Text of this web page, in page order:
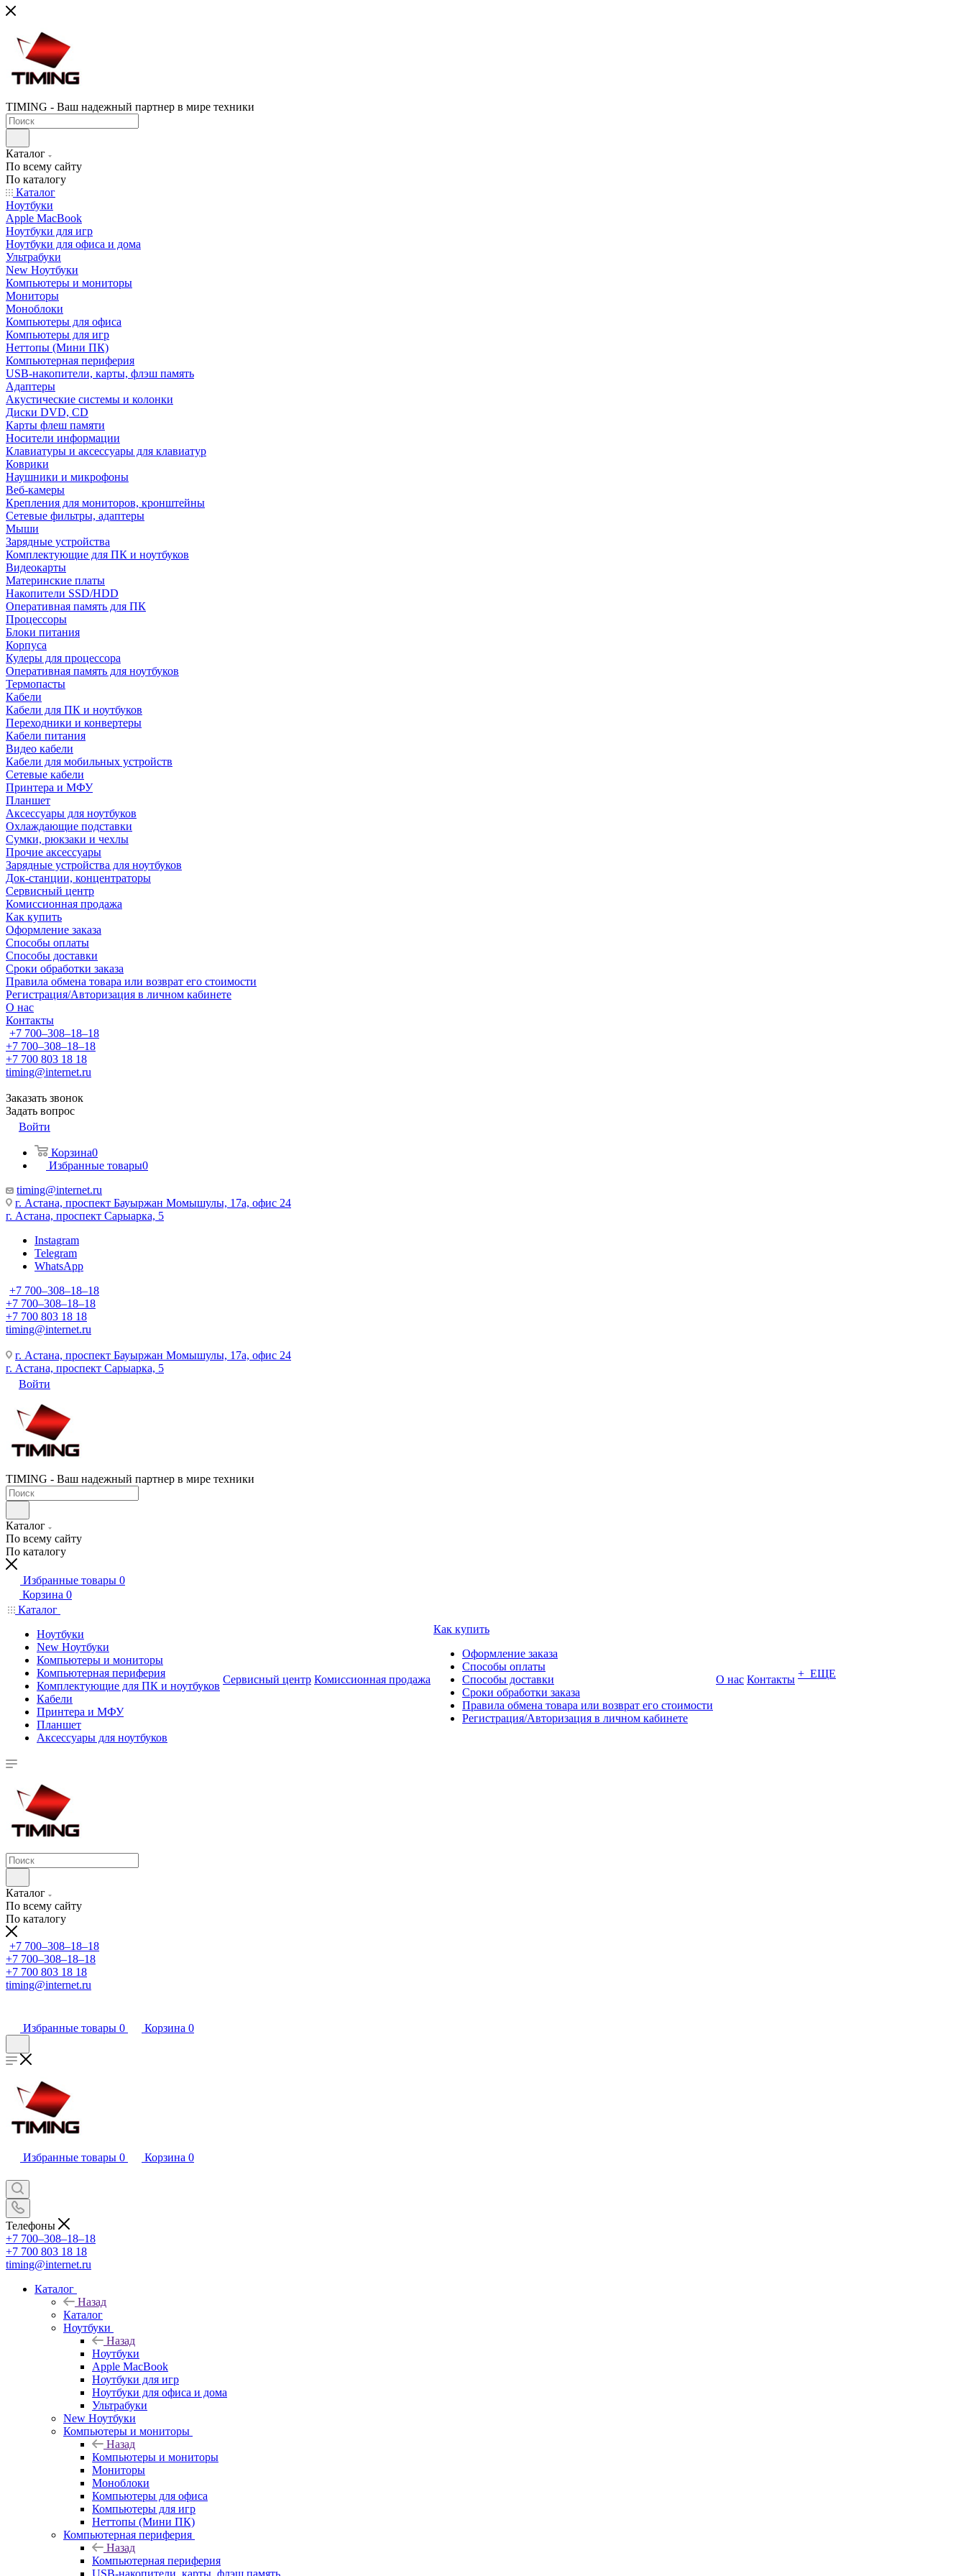
TIMING - Ваш надежный партнер в мире техники
Каталог
По всему сайту
По каталогу
Каталог
Ноутбуки
Apple MacBook
Ноутбуки для игр
Ноутбуки для офиса и дома
Ультрабуки
New Ноутбуки
Компьютеры и мониторы
Мониторы
Моноблоки
Компьютеры для офиса
Компьютеры для игр
Неттопы (Мини ПК)
Компьютерная периферия
USB-накопители, карты, флэш память
Адаптеры
Акустические системы и колонки
Диски DVD, CD
Карты флеш памяти
Носители информации
Клавиатуры и аксессуары для клавиатур
Коврики
Наушники и микрофоны
Веб-камеры
Крепления для мониторов, кронштейны
Сетевые фильтры, адаптеры
Мыши
Зарядные устройства
Комплектующие для ПК и ноутбуков
Видеокарты
Материнские платы
Накопители SSD/HDD
Оперативная память для ПК
Процессоры
Блоки питания
Корпуса
Кулеры для процессора
Оперативная память для ноутбуков
Термопасты
Кабели
Кабели для ПК и ноутбуков
Переходники и конвертеры
Кабели питания
Видео кабели
Кабели для мобильных устройств
Сетевые кабели
Принтера и МФУ
Планшет
Аксессуары для ноутбуков
Охлаждающие подставки
Сумки, рюкзаки и чехлы
Прочие аксессуары
Зарядные устройства для ноутбуков
Док-станции, концентраторы
Сервисный центр
Комиссионная продажа
Как купить
Оформление заказа
Способы оплаты
Способы доставки
Сроки обработки заказа
Правила обмена товара или возврат его стоимости
Регистрация/Авторизация в личном кабинете
О нас
Контакты
+7 700‒308‒18‒18
+7 700‒308‒18‒18
+7 700 803 18 18
timing@internet.ru
Заказать звонок
Задать вопрос
Войти
Корзина0
Избранные товары0
timing@internet.ru
г. Астана, проспект Бауыржан Момышулы, 17а, офис 24
г. Астана, проспект Сарыарка, 5
Instagram
Telegram
WhatsApp
+7 700‒308‒18‒18
+7 700‒308‒18‒18
+7 700 803 18 18
timing@internet.ru
г. Астана, проспект Бауыржан Момышулы, 17а, офис 24
г. Астана, проспект Сарыарка, 5
Войти
TIMING - Ваш надежный партнер в мире техники
Каталог
По всему сайту
По каталогу
Избранные товары 0
Корзина 0
Каталог
Ноутбуки
New Ноутбуки
Компьютеры и мониторы
Компьютерная периферия
Комплектующие для ПК и ноутбуков
Кабели
Принтера и МФУ
Планшет
Аксессуары для ноутбуков
Сервисный центр Комиссионная продажа
Как купить
Оформление заказа
Способы оплаты
Способы доставки
Сроки обработки заказа
Правила обмена товара или возврат его стоимости
Регистрация/Авторизация в личном кабинете
О нас Контакты + ЕЩЕ
Каталог
По всему сайту
По каталогу
+7 700‒308‒18‒18
+7 700‒308‒18‒18
+7 700 803 18 18
timing@internet.ru
Избранные товары 0 Корзина 0
Избранные товары 0 Корзина 0
Телефоны
+7 700‒308‒18‒18
+7 700 803 18 18
timing@internet.ru
Каталог
Назад
Каталог
Ноутбуки
Назад
Ноутбуки
Apple MacBook
Ноутбуки для игр
Ноутбуки для офиса и дома
Ультрабуки
New Ноутбуки
Компьютеры и мониторы
Назад
Компьютеры и мониторы
Мониторы
Моноблоки
Компьютеры для офиса
Компьютеры для игр
Неттопы (Мини ПК)
Компьютерная периферия
Назад
Компьютерная периферия
USB-накопители, карты, флэш память